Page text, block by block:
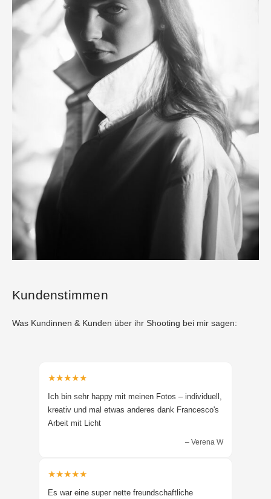
Kundenstimmen
Was Kundinnen & Kunden über ihr Shooting bei mir sagen:
★★★★★
Ich bin sehr happy mit meinen Fotos – individuell,
kreativ und mal etwas anderes dank Francesco's
Arbeit mit Licht
– Verena W
★★★★★
Es war eine super nette freundschaftliche